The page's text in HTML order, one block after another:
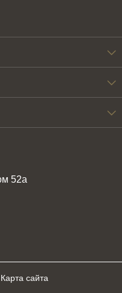
52а
Карта сайта